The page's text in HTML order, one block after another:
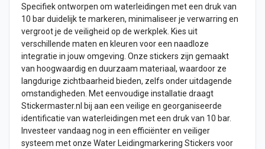
Specifiek ontworpen om waterleidingen met een druk van
10 bar duidelijk te markeren, minimaliseer je verwarring en
vergroot je de veiligheid op de werkplek. Kies uit
verschillende maten en kleuren voor een naadloze
integratie in jouw omgeving. Onze stickers zijn gemaakt
van hoogwaardig en duurzaam materiaal, waardoor ze
langdurige zichtbaarheid bieden, zelfs onder uitdagende
omstandigheden. Met eenvoudige installatie draagt
Stickermaster.nl bij aan een veilige en georganiseerde
identificatie van waterleidingen met een druk van 10 bar.
Investeer vandaag nog in een efficiënter en veiliger
systeem met onze Water Leidingmarkering Stickers voor